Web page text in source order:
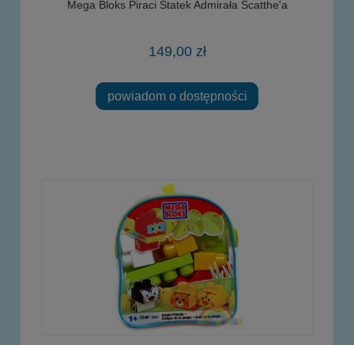
Mega Bloks Piraci Statek Admirała Scatthe'a
149,00 zł
powiadom o dostępności